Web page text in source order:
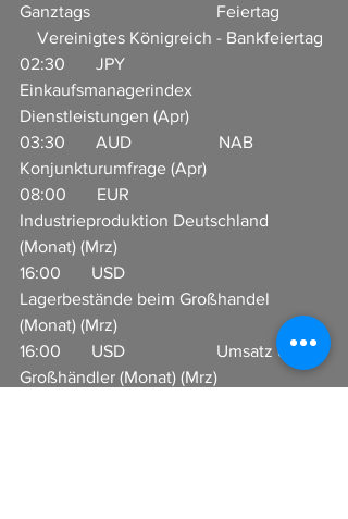
Ganztags                             Feiertag
    Vereinigtes Königreich - Bankfeiertag
02:30       JPY
Einkaufsmanagerindex
Dienstleistungen (Apr)
03:30       AUD                    NAB
Konjunkturumfrage (Apr)
08:00       EUR
Industrieproduktion Deutschland
(Monat) (Mrz)
16:00       USD
Lagerbestände beim Großhandel
(Monat) (Mrz)
16:00       USD                     Umsatz der
Großhändler (Monat) (Mrz)